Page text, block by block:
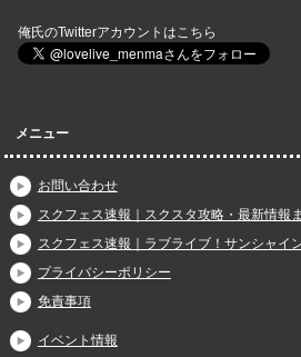
俺氏のTwitterアカウントはこちら
メニュー
お問い合わせ
スクフェス速報｜スクスタ攻略・最新情報
スクフェス速報｜ラブライブ！サンシャイ
プライバシーポリシー
免責事項
イベント情報